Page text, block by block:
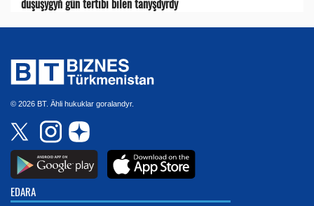
duşuşygyň gün tertibi bilen tanyşdyrdy
© 2026 BT. Ähli hukuklar goralandyr.
EDARA